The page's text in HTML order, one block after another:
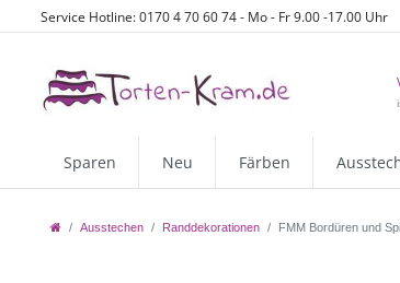
Service Hotline: 0170 4 70 60 74 - Mo - Fr 9.00 -17.00 Uhr
Sparen Neu Färben
Ausstechen Randdekorationen FMM Bordüren und